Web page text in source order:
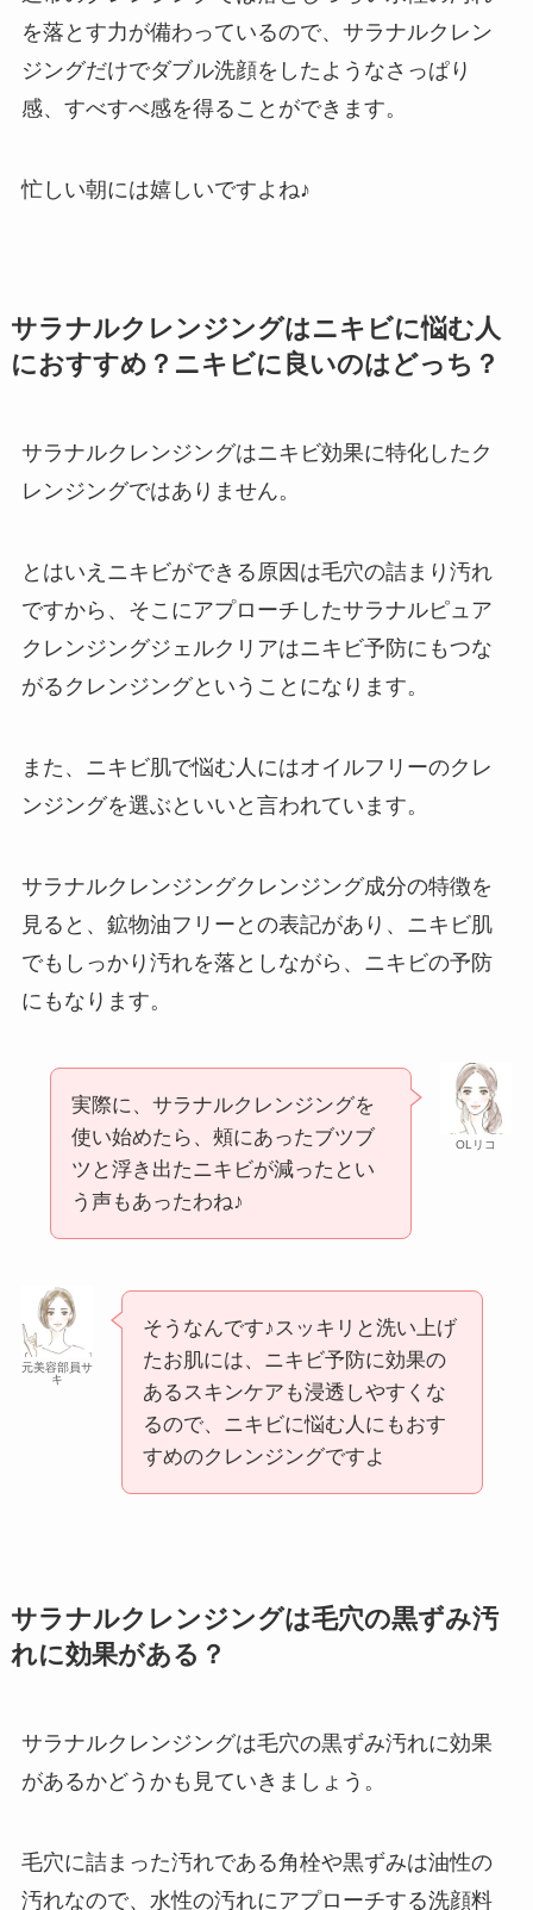
を落とす力が備わっているので、サラナルクレン
ジングだけでダブル洗顔をしたようなさっぱり
感、すべすべ感を得ることができます。
忙しい朝には嬉しいですよね♪
サラナルクレンジングはニキビに悩む人
におすすめ？ニキビに良いのはどっち？
サラナルクレンジングはニキビ効果に特化したク
レンジングではありません。
とはいえニキビができる原因は毛穴の詰まり汚れ
ですから、そこにアプローチしたサラナルピュア
クレンジングジェルクリアはニキビ予防にもつな
がるクレンジングということになります。
また、ニキビ肌で悩む人にはオイルフリーのクレ
ンジングを選ぶといいと言われています。
サラナルクレンジングクレンジング成分の特徴を
見ると、鉱物油フリーとの表記があり、ニキビ肌
でもしっかり汚れを落としながら、ニキビの予防
にもなります。
OLリコ
実際に、サラナルクレンジングを
使い始めたら、頰にあったブツブ
ツと浮き出たニキビが減ったとい
う声もあったわね♪
元美容部員サ
キ
そうなんです♪スッキリと洗い上げ
たお肌には、ニキビ予防に効果の
あるスキンケアも浸透しやすくな
るので、ニキビに悩む人にもおす
すめのクレンジングですよ
サラナルクレンジングは毛穴の黒ずみ汚
れに効果がある？
サラナルクレンジングは毛穴の黒ずみ汚れに効果
があるかどうかも見ていきましょう。
毛穴に詰まった汚れである角栓や黒ずみは油性の
汚れなので、水性の汚れにアプローチする洗顔料